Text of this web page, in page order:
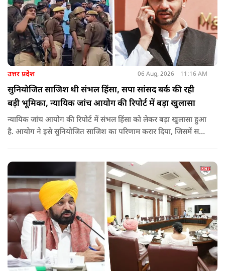
उत्तर प्रदेश 06 Aug, 2026 11:16 AM
सुनियोजित साजिश थी संभल हिंसा, सपा सांसद बर्क की रही
बड़ी भूमिका, न्यायिक जांच आयोग की रिपोर्ट में बड़ा खुलासा
न्यायिक जांच आयोग की रिपोर्ट में संभल हिंसा को लेकर बड़ा खुलासा हुआ
है. आयोग ने इसे सुनियोजित साजिश का परिणाम करार दिया, जिसमें सपा